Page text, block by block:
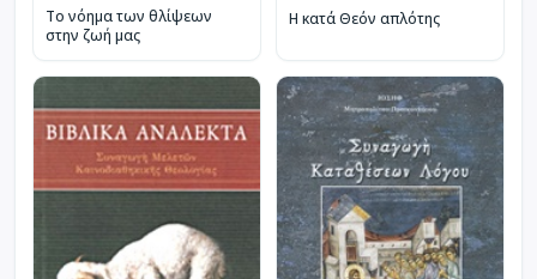
Το νόημα των θλίψεων
στην ζωή μας
Η κατά Θεόν απλότης